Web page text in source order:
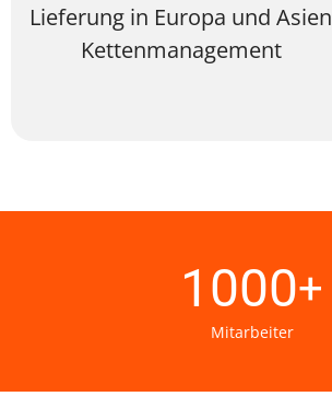
Lieferung in Europa und Asien
Kettenmanagement
1000+
Mitarbeiter